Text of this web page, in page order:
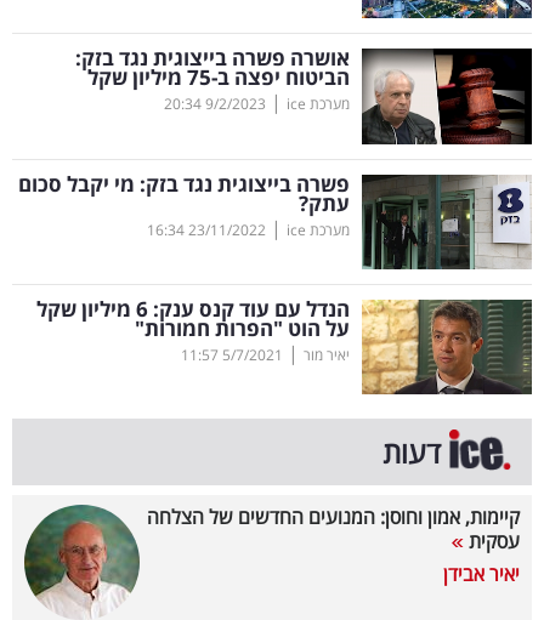
שיווק
ופרסום
משפט
מדדים
ומחקרים
דעות
רכילות
עסקית
קריפטו
ויראלי
טלוויזיה
אושרה פשרה בייצוגית נגד בזק:
הביטוח יפצה ב-75 מיליון שקל
מערכת ice |
9/2/2023
20:34
פשרה בייצוגית נגד בזק: מי יקבל סכום
עתק?
מערכת ice |
23/11/2022
16:34
הנדל עם עוד קנס ענק: 6 מיליון שקל
על הוט "הפרות חמורות"
יאיר מור |
5/7/2021
11:57
דעות
קיימות, אמון וחוסן: המנועים החדשים של הצלחה
עסקית
יאיר אבידן